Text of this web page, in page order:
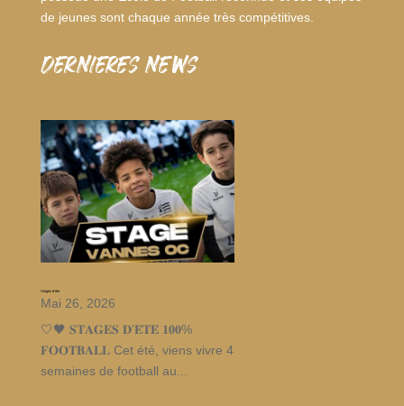
de jeunes sont chaque année très compétitives.
dernieres news
Stages d’été
Mai 26, 2026
🤍🖤 𝐒𝐓𝐀𝐆𝐄𝐒 𝐃’𝐄́𝐓𝐄́ 𝟏𝟎𝟎%
𝐅𝐎𝐎𝐓𝐁𝐀𝐋𝐋 Cet été, viens vivre 4
semaines de football au...